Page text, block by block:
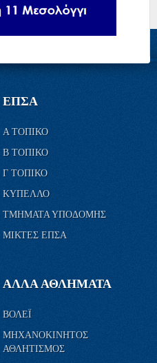
ΕΠΣΑ
Α ΤΟΠΙΚΟ
Β ΤΟΠΙΚΟ
Γ ΤΟΠΙΚΟ
ΚΥΠΕΛΛΟ
ΤΜΗΜΑΤΑ ΥΠΟΔΟΜΗΣ
ΜΙΚΤΕΣ ΕΠΣΑ
ΑΛΛΑ ΑΘΛΗΜΑΤΑ
ΒΟΛΕΪ
ΜΗΧΑΝΟΚΙΝΗΤΟΣ
ΑΘΛΗΤΙΣΜΟΣ